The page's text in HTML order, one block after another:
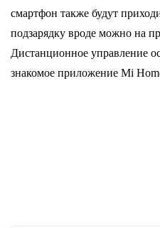
смартфон также будут
подзарядку вроде можно на
Дистанционное управление
знакомое приложение Mi